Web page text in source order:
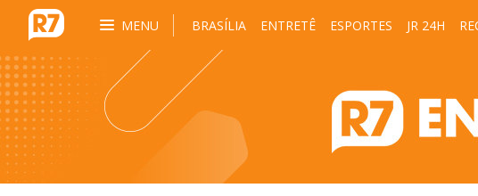
MENU BRASÍLIA ENTRETÊ ESPORTES JR 24H